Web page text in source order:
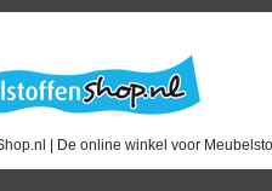
| De online winkel voor